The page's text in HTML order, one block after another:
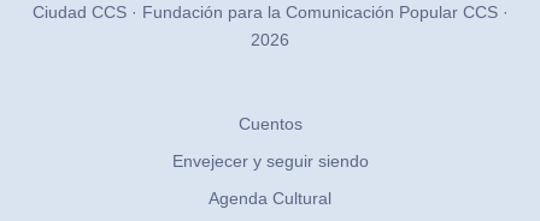
Ciudad CCS · Fundación para la Comunicación Popular CCS ·
2026
Cuentos
Envejecer y seguir siendo
Agenda Cultural